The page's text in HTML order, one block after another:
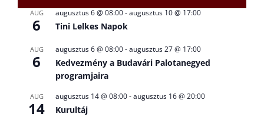
AUG
6
augusztus 6 @ 08:00-augusztus 10 @ 17:00
Tini Lelkes Napok
AUG
6
augusztus 6 @ 08:00-augusztus 27 @ 17:00
Kedvezmény a Budavári Palotanegyed
programjaira
AUG
14
augusztus 14 @ 08:00-augusztus 16 @ 20:00
Kurultáj